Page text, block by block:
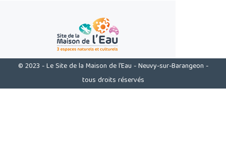
© 2023 - Le Site de la Maison de l'Eau - Neuvy-sur-Barangeon -
tous droits réservés